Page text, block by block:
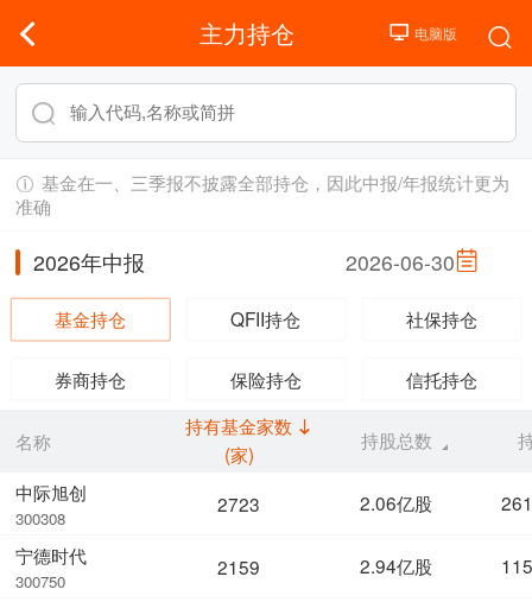
主力持仓
基金在一、三季报不披露全部持仓，因此中报/年报统计更为
准确
2026年中报 2026-06-30
基金持仓 QFII持仓 社保持仓
券商持仓 保险持仓 信托持仓
名称
中际旭创
300308
宁德时代
300750
持有基金家数
(家)
持股总数
2723 2.06亿股
2159 2.94亿股